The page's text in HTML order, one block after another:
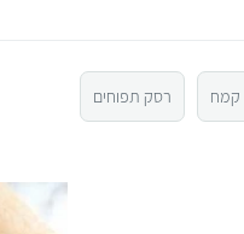
קמח רסק תפוחים